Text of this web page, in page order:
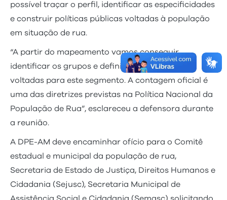
possível traçar o perfil, identificar as especificidades
e construir políticas públicas voltadas à população
em situação de rua.
“A partir do mapeamento vamos conseguir
identificar os grupos e definir políticas públicas
voltadas para este segmento. A contagem oficial é
uma das diretrizes previstas na Política Nacional da
População de Rua”, esclareceu a defensora durante
a reunião.
A DPE-AM deve encaminhar ofício para o Comitê
estadual e municipal da população de rua,
Secretaria de Estado de Justiça, Direitos Humanos e
Cidadania (Sejusc), Secretaria Municipal de